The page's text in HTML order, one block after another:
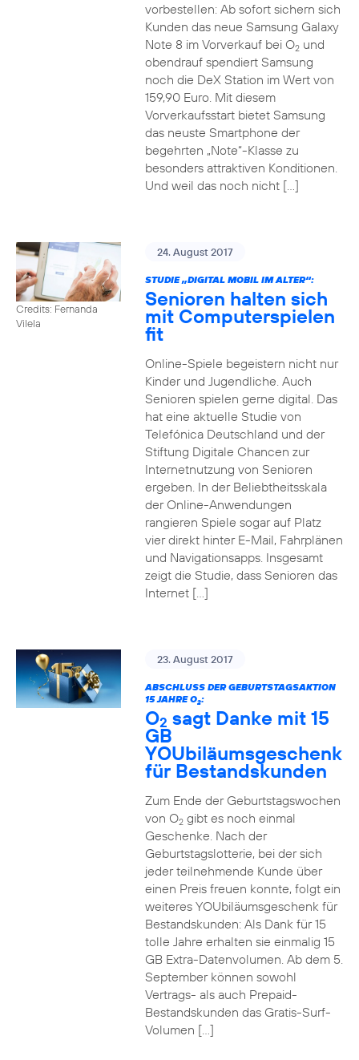
vorbestellen: Ab sofort sichern sich
Kunden das neue Samsung Galaxy
Note 8 im Vorverkauf bei O2und
obendrauf spendiert Samsung
noch die DeX Station im Wert von
159,90 Euro. Mit diesem
Vorverkaufsstart bietet Samsung
das neuste Smartphone der
begehrten „Note“-Klasse zu
besonders attraktiven Konditionen.
Und weil das noch nicht […]
Credits: Fernanda
Vilela
24. August 2017
STUDIE „DIGITAL MOBIL IM ALTER“:
Senioren halten sich
mit Computerspielen
fit
Online-Spiele begeistern nicht nur
Kinder und Jugendliche. Auch
Senioren spielen gerne digital. Das
hat eine aktuelle Studie von
Telefónica Deutschland und der
Stiftung Digitale Chancen zur
Internetnutzung von Senioren
ergeben. In der Beliebtheitsskala
der Online-Anwendungen
rangieren Spiele sogar auf Platz
vier direkt hinter E-Mail, Fahrplänen
und Navigationsapps. Insgesamt
zeigt die Studie, dass Senioren das
Internet […]
23. August 2017
ABSCHLUSS DER GEBURTSTAGSAKTION
15 JAHRE O2:
O2 sagt Danke mit 15
GB
YOUbiläumsgeschenk
für Bestandskunden
Zum Ende der Geburtstagswochen
von O2gibt es noch einmal
Geschenke. Nach der
Geburtstagslotterie, bei der sich
jeder teilnehmende Kunde über
einen Preis freuen konnte, folgt ein
weiteres YOUbiläumsgeschenk für
Bestandskunden: Als Dank für 15
tolle Jahre erhalten sie einmalig 15
GB Extra-Datenvolumen. Ab dem 5.
September können sowohl
Vertrags- als auch Prepaid-
Bestandskunden das Gratis-Surf-
Volumen […]